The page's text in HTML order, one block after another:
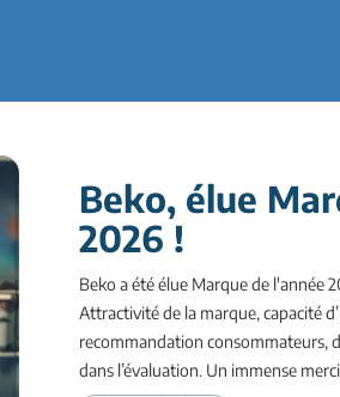
Beko, élue
2026 !
Beko a été élue Marque de l'année
Attractivité de la marque, capacité
recommandation consommateurs,
dans l’évaluation. Un immense